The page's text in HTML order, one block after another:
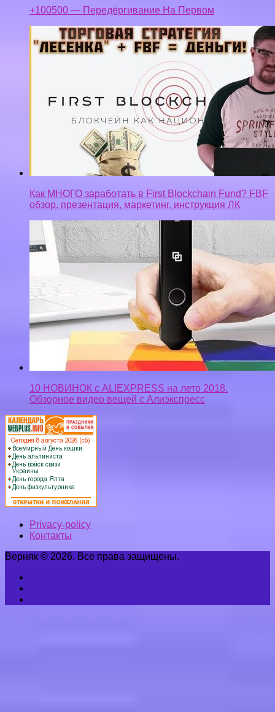
+100500 — Передёргивание На Первом
Как МНОГО заработать в First Blockchain Fund? FBF
обзор, презентация, маркетинг, инструкция ЛК
10 НОВИНОК с ALIEXPRESS на лето 2018.
Обзорное видео вещей с Алиэкспресс
Privacy-policy
Контакты
Верняк © 2026. Все права защищены.